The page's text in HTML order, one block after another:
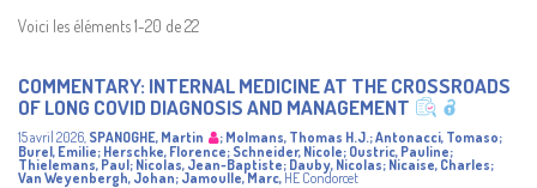
Voici les éléments 1-20 de 22
COMMENTARY: INTERNAL MEDICINE AT THE CROSSROADS
OF LONG COVID DIAGNOSIS AND MANAGEMENT
15 avril 2026, SPANOGHE, Martin ; Molmans, Thomas H.J.;Antonacci, Tomaso;
Burel, Emilie; Herschke, Florence; Schneider, Nicole; Oustric, Pauline;
Thielemans, Paul; Nicolas, Jean-Baptiste; Dauby, Nicolas; Nicaise, Charles;
Van Weyenbergh, Johan; Jamoulle, Marc, HE Condorcet